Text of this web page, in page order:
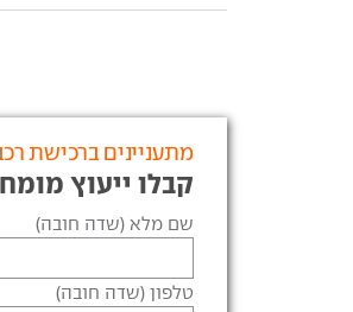
מתעניינים ברכישת
קבלו ייעוץ
שם מלא (שדה חובה)
טלפון (שדה חובה)